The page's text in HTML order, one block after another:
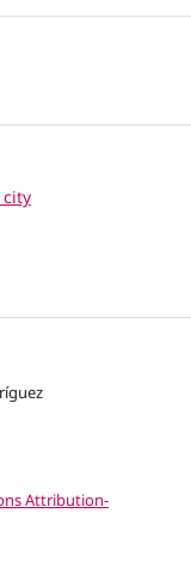
city
Attribution-